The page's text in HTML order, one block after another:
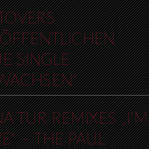
SINGLE
TUR REMIXES „I’M
– THE PAUL